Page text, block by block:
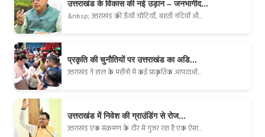
उत्तराखंड के विकास की नई उड़ान – जनभागीद...
&nbsp; उत्तराखंड की ऊँची चोटियाँ, बहती नदियाँ औ...
प्रकृति की चुनौतियों पर उत्तराखंड का अडि...
उत्तराखंड ने हाल के महीनों में कई प्राकृतिक आपदाओं...
उत्तराखंड में निवेश की ग्राउंडिंग से रोज...
उत्तराखंड एक संक्रमण के दौर से गुजर रहा है एक ऐसा...